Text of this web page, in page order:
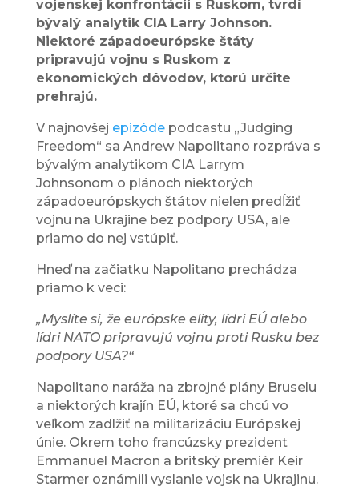
vojenskej konfrontácii s Ruskom, tvrdí
bývalý analytik CIA Larry Johnson.
Niektoré západoeurópske štáty
pripravujú vojnu s Ruskom z
ekonomických dôvodov, ktorú určite
prehrajú.
V najnovšej epizódepodcastu „Judging
Freedom“ sa Andrew Napolitano rozpráva s
bývalým analytikom CIA Larrym
Johnsonom o plánoch niektorých
západoeurópskych štátov nielen predĺžiť
vojnu na Ukrajine bez podpory USA, ale
priamo do nej vstúpiť.
Hneď na začiatku Napolitano prechádza
priamo k veci:
„Myslíte si, že európske elity, lídri EÚ alebo
lídri NATO pripravujú vojnu proti Rusku bez
podpory USA?“
Napolitano naráža na zbrojné plány Bruselu
a niektorých krajín EÚ, ktoré sa chcú vo
veľkom zadlžiť na militarizáciu Európskej
únie. Okrem toho francúzsky prezident
Emmanuel Macron a britský premiér Keir
Starmer oznámili vyslanie vojsk na Ukrajinu.